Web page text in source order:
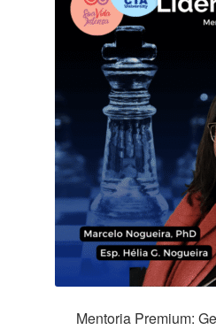
Mentoria Premium: